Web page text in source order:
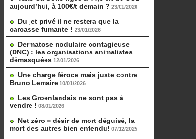
aujourd’hui, à 100€/t demain ? 23/01/2026
Du jet privé il ne restera que la
carcasse fumante ! 23/01/2026
Dermatose nodulaire contagieuse
(DNC) : les organisations animalistes
démasquées 12/01/2026
Une charge féroce mais juste contre
Bruno Lemaire 10/01/2026
Les Groenlandais ne sont pas à
vendre ! 08/01/2026
Net zéro = désir de mort déguisé, la
mort des autres bien entendu! 07/12/2025